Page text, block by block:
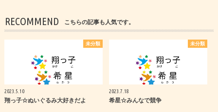
RECOMMEND こちらの記事も人気です。
未分類
2023.5.10
翔っ子☆ぬいぐるみ大好きだよ
未分類
2023.7.18
希星☆みんなで競争